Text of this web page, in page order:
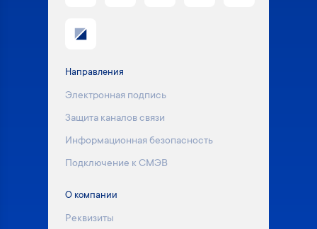
Направления
Электронная подпись
Защита каналов связи
Информационная безопасность
Подключение к СМЭВ
О компании
Реквизиты